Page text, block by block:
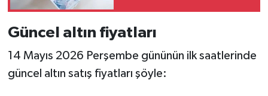
Güncel altın fiyatları
14 Mayıs 2026 Perşembe gününün ilk saatlerinde
güncel altın satış fiyatları şöyle: